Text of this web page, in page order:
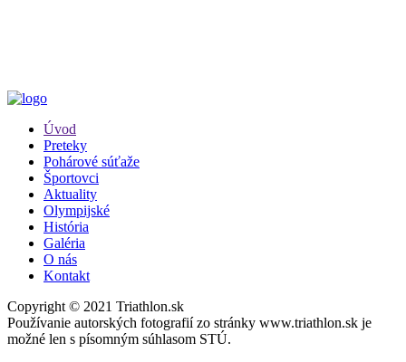
Úvod
Preteky
Pohárové súťaže
Športovci
Aktuality
Olympijské
História
Galéria
O nás
Kontakt
Copyright © 2021 Triathlon.sk
Používanie autorských fotografií zo stránky www.triathlon.sk je
možné len s písomným súhlasom STÚ.